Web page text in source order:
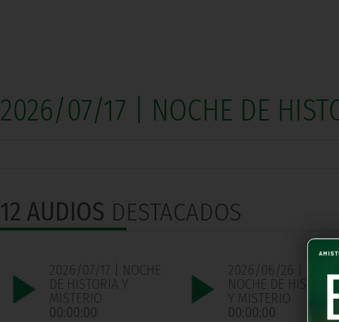
2026/07/17 | NOCHE DE
12 AUDIOS DESTACADOS
2026/07/17 | NOCHE
DE HISTORIA Y
MISTERIO
00:00:00
2026/06/26 |
NOCHE DE HISTORIA
Y MISTERIO
00:00:00